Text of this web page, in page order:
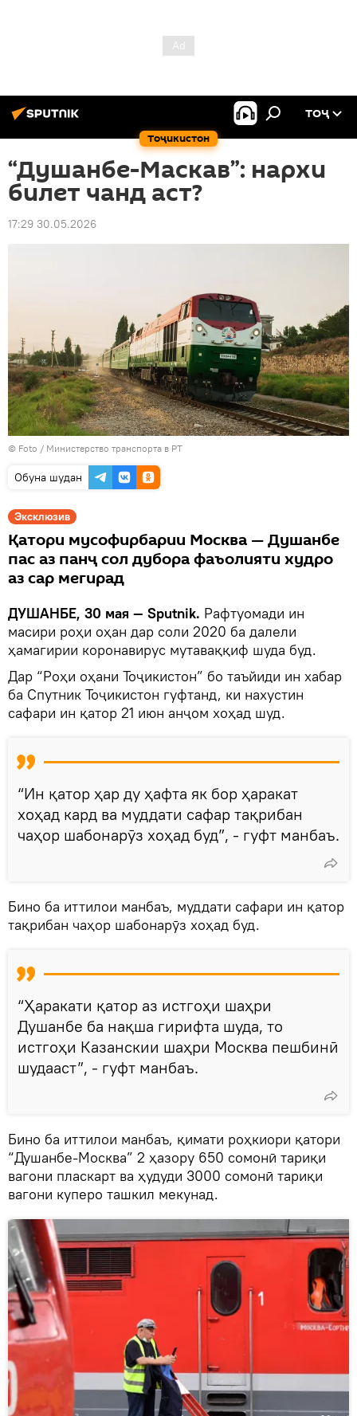
Тоҷикистон
ТОҶ
“Душанбе-Маскав”: нархи
билет чанд аст?
17:29 30.05.2026
© Foto / Министерство транспорта в РТ
Обуна шудан
Эксклюзив
Қатори мусофирбарии Москва — Душанбе
пас аз панҷ сол дубора фаъолияти худро
аз сар мегирад
ДУШАНБЕ, 30 мая — Sputnik. Рафтуомади ин
масири роҳи оҳан дар соли 2020 ба далели
ҳамагирии коронавирус мутаваққиф шуда буд.
Дар “Роҳи оҳани Тоҷикистон” бо таъйиди ин хабар
ба Спутник Тоҷикистон гуфтанд, ки нахустин
сафари ин қатор 21 июн анҷом хоҳад шуд.
“Ин қатор ҳар ду ҳафта як бор ҳаракат
хоҳад кард ва муддати сафар тақрибан
чаҳор шабонарӯз хоҳад буд”, - гуфт манбаъ.
Бино ба иттилои манбаъ, муддати сафари ин қатор
тақрибан чаҳор шабонарӯз хоҳад буд.
“Ҳаракати қатор аз истгоҳи шаҳри
Душанбе ба нақша гирифта шуда, то
истгоҳи Казанскии шаҳри Москва пешбинӣ
шудааст”, - гуфт манбаъ.
Бино ба иттилои манбаъ, қимати роҳкиори қатори
“Душанбе-Москва” 2 ҳазору 650 сомонӣ тариқи
вагони пласкарт ва ҳудуди 3000 сомонӣ тариқи
вагони куперо ташкил мекунад.